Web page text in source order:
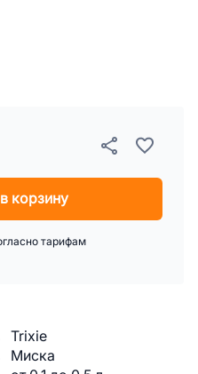
Trixie
Миска
корзину
тарифам